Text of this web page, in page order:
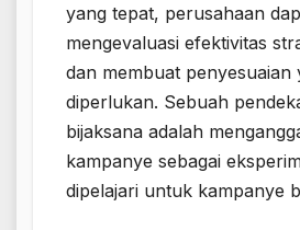
yang tepat, perusahaan
mengevaluasi efektivitas
dan membuat penyesuaian
diperlukan. Sebuah
bijaksana adalah
kampanye sebagai
dipelajari untuk kampanye